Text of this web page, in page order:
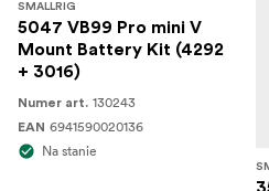
SMALLRIG
5047 VB99 Pro mini V
Mount Battery Kit (4292
+ 3016)
Numer art. 130243
EAN 6941590020136
Na stanie